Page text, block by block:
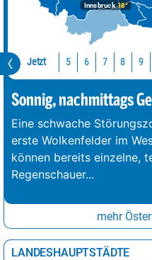
Innsbruck18°
Jetzt 5 6 7 8 9
Sonnig, nachmittags
Eine schwache
erste Wolkenfelder im
können bereits einzelne,
Regenschauer...
mehr
LANDESHAUPTSTÄDTE